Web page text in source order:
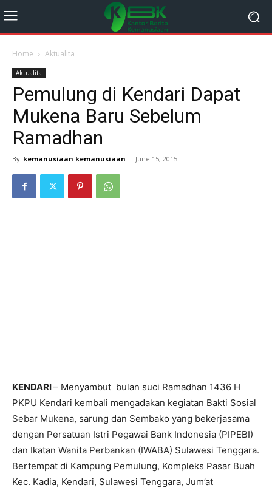
Home Aktualita
Aktualita
Pemulung di Kendari Dapat
Mukena Baru Sebelum
Ramadhan
By kemanusiaan kemanusiaan - June 15, 2015
KENDARI– Menyambut bulan suci Ramadhan 1436 H
PKPU Kendari kembali mengadakan kegiatan Bakti Sosial
Sebar Mukena, sarung dan Sembako yang bekerjasama
dengan Persatuan Istri Pegawai Bank Indonesia (PIPEBI)
dan Ikatan Wanita Perbankan (IWABA) Sulawesi Tenggara.
Bertempat di Kampung Pemulung, Kompleks Pasar Buah
Kec. Kadia, Kendari, Sulawesi Tenggara, Jum’at